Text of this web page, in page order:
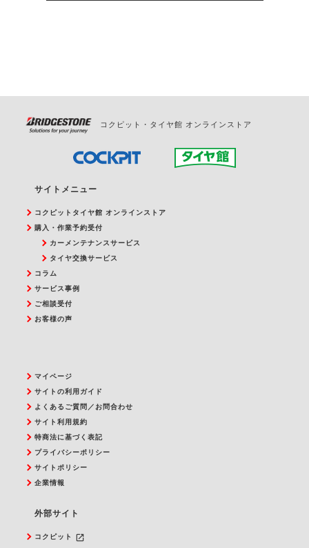
の日時変更につきましては、直接ご予約の店舗まで
コクピット・タイヤ館 オンラインストア
サイトメニュー
コクピットタイヤ館 オンラインストア
購入・作業予約受付
カーメンテナンスサービス
タイヤ交換サービス
コラム
サービス事例
ご相談受付
お客様の声
マイページ
サイトの利用ガイド
よくあるご質問／お問合わせ
サイト利用規約
特商法に基づく表記
プライバシーポリシー
サイトポリシー
企業情報
外部サイト
コクピット
launch